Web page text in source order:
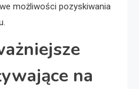
możliwości pozyskiwania
na